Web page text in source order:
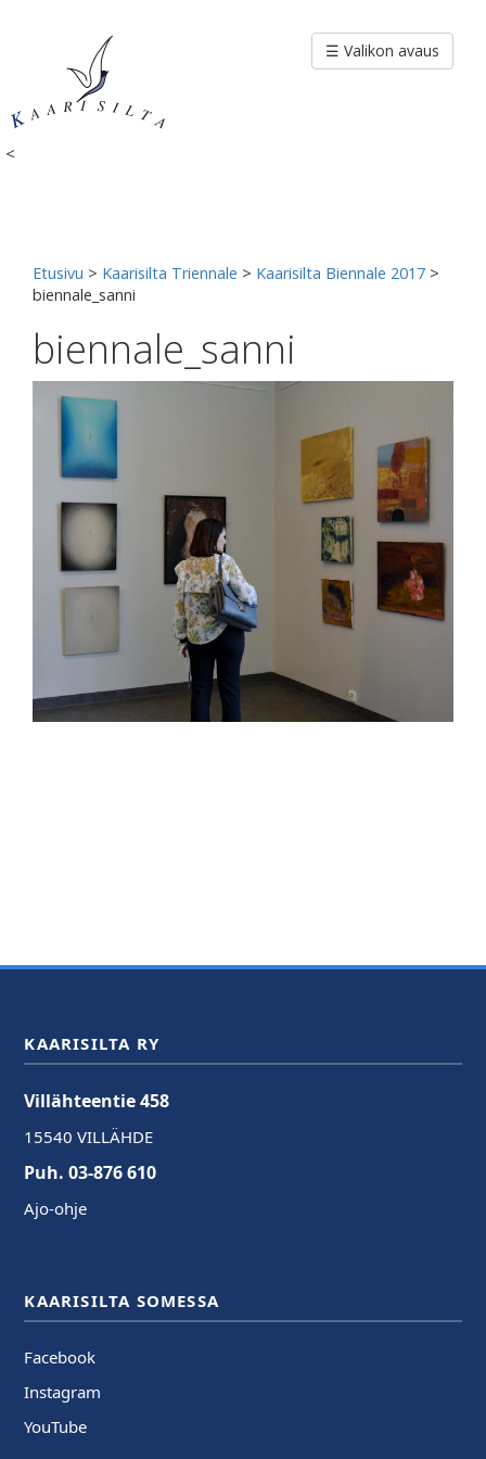
<
☰ Valikon avaus
Etusivu > Kaarisilta Triennale > Kaarisilta Biennale 2017 >
biennale_sanni
biennale_sanni
KAARISILTA RY
Villähteentie 458
15540 VILLÄHDE
Puh. 03-876 610
Ajo-ohje
KAARISILTA SOMESSA
Facebook
Instagram
YouTube